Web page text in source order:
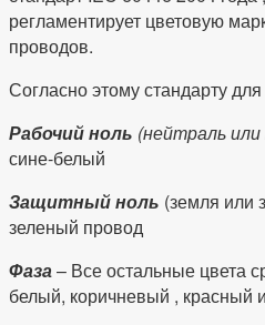
регламентирует цветовую
проводов.
Согласно этому стандарту
Рабочий ноль (нейтраль
сине-белый
Защитный ноль (земля или
зеленый провод
Фаза– Все остальные цвета
белый, коричневый , красный